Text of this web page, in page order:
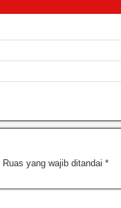
Ruas yang wajib ditandai *